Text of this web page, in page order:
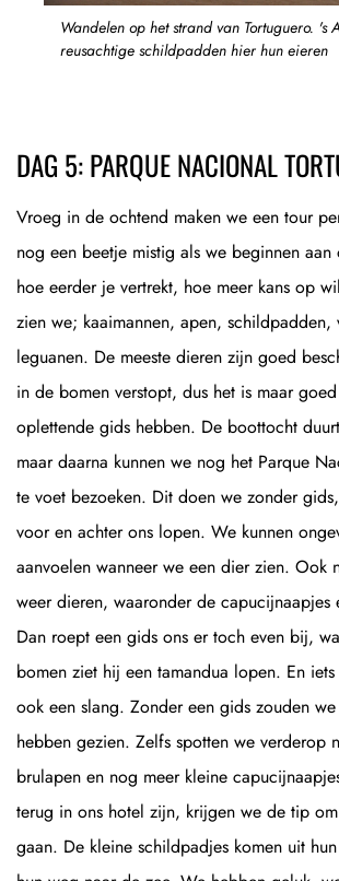
Wandelen op het strand van Tortuguero. 's
reusachtige schildpadden hier hun eieren
DAG 5: PARQUE NACIONAL
Vroeg in de ochtend maken we een tour
nog een beetje mistig als we beginnen aan
hoe eerder je vertrekt, hoe meer kans op
zien we; kaaimannen, apen, schildpadden,
leguanen. De meeste dieren zijn goed
in de bomen verstopt, dus het is maar
oplettende gids hebben. De boottocht
maar daarna kunnen we nog het Parque
te voet bezoeken. Dit doen we zonder
voor en achter ons lopen. We kunnen
aanvoelen wanneer we een dier zien. Ook
weer dieren, waaronder de capucijnaapjes
Dan roept een gids ons er toch even bij,
bomen ziet hij een tamandua lopen. En
ook een slang. Zonder een gids zouden
hebben gezien. Zelfs spotten we verderop
brulapen en nog meer kleine
terug in ons hotel zijn, krijgen we de tip
gaan. De kleine schildpadjes komen uit